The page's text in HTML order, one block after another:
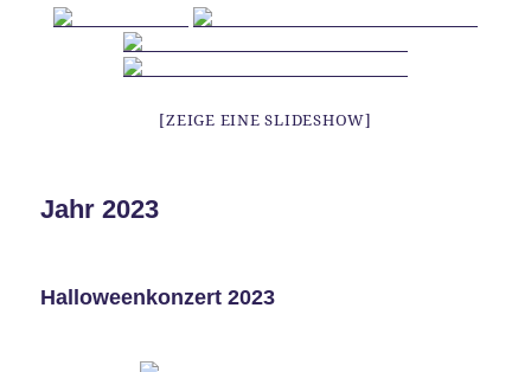
[ZEIGE EINE SLIDESHOW]
Jahr 2023
Halloweenkonzert 2023